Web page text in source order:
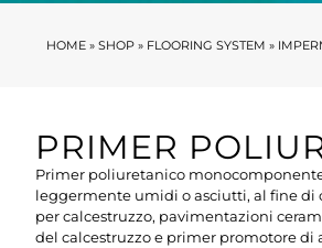
HOME » SHOP » FLOORING SYSTEM »
PRIMER
Primer poliuretanico
leggermente umidi o asciutti, al fine
per calcestruzzo, pavimentazioni
del calcestruzzo e primer promotore di